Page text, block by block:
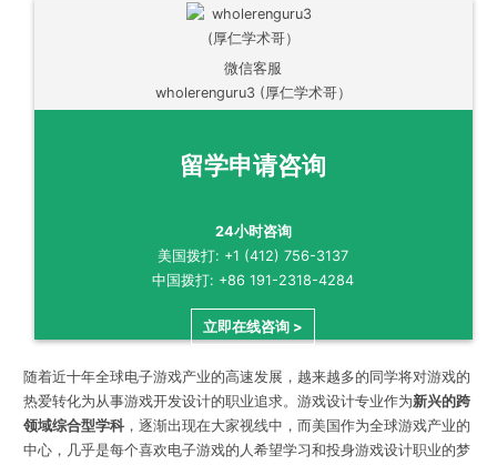
微信客服
wholerenguru3 (厚仁学术哥）
留学申请咨询
24小时咨询
美国拨打: +1 (412) 756-3137
中国拨打: +86 191-2318-4284
立即在线咨询 >
随着近十年全球电子游戏产业的高速发展，越来越多的同学将对游戏的
热爱转化为从事游戏开发设计的职业追求。游戏设计专业作为新兴的跨
领域综合型学科， 逐渐出现在大家视线中，而美国作为全球游戏产业的
中心，几乎是每个喜欢电子游戏的人希望学习和投身游戏设计职业的梦